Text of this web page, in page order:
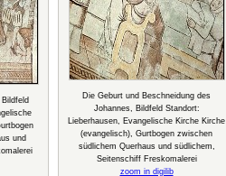
und
Die Geburt und Beschneidung des
Johannes, Bildfeld Standort:
Lieberhausen, Evangelische Kirche Kirche
(evangelisch), Gurtbogen zwischen
südlichem Querhaus und südlichem,
Seitenschiff Freskomalerei
zoom in digilib